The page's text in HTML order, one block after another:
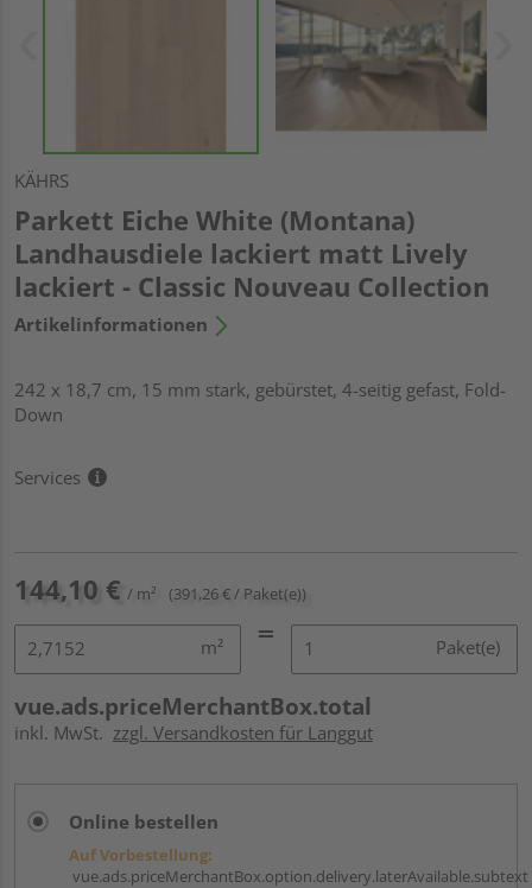
KÄHRS
Parkett Eiche White (Montana)
Landhausdiele lackiert matt Lively
lackiert - Classic Nouveau Collection
Artikelinformationen
242 x 18,7 cm, 15 mm stark, gebürstet, 4-seitig gefast, Fold-
Down
Services
144,10 € / m² (391,26 € / Paket(e))
m² Paket(e)
vue.ads.priceMerchantBox.total
inkl. MwSt. zzgl. Versandkosten für Langgut
Online bestellen
Auf Vorbestellung:
vue.ads.priceMerchantBox.option.delivery.laterAvailable.subtext